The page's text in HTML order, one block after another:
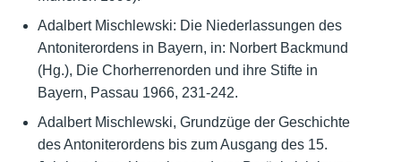
Adalbert Mischlewski: Die Niederlassungen des
Antoniterordens in Bayern, in: Norbert Backmund
(Hg.), Die Chorherrenorden und ihre Stifte in
Bayern, Passau 1966, 231-242.
Adalbert Mischlewski, Grundzüge der Geschichte
des Antoniterordens bis zum Ausgang des 15.